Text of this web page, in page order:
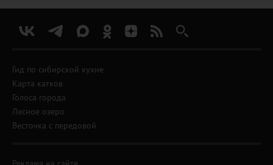
Гид по сибирской кухне
Карта катков
Голоса города
Лесное озеро
Весточка с передовой